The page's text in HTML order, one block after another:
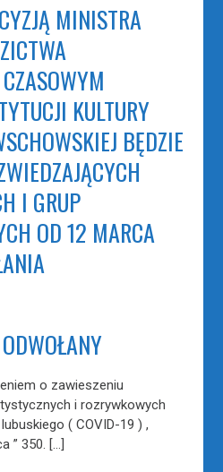
MINISTRA
KULTURY
BĘDZIE
I GRUP
OD 12 MARCA
o zawieszeniu
i rozrywkowych
( COVID-19 ) ,
” 350. […]